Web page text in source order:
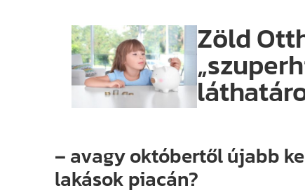
Zöld
– avagy októbertől újabb
lakások piacán?